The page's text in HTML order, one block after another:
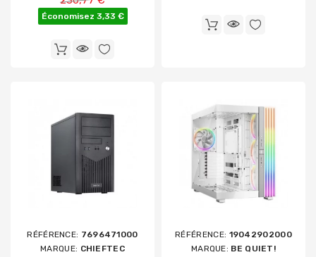
Économisez 3,33 €
RÉFÉRENCE: 7696471000
MARQUE: CHIEFTEC
RÉFÉRENCE: 19042902000
MARQUE: BE QUIET!